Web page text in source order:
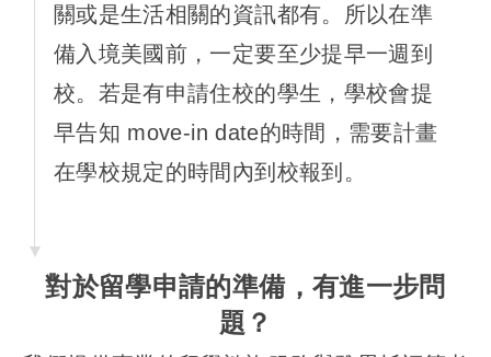
關或是生活相關的資訊都有。所以在準
備入境美國前，一定要至少提早一週到
校。若是有申請住校的學生，學校會提
早告知 move-in date的時間，需要計畫
在學校規定的時間內到校報到。
對於留學申請的準備，有進一步問
題？